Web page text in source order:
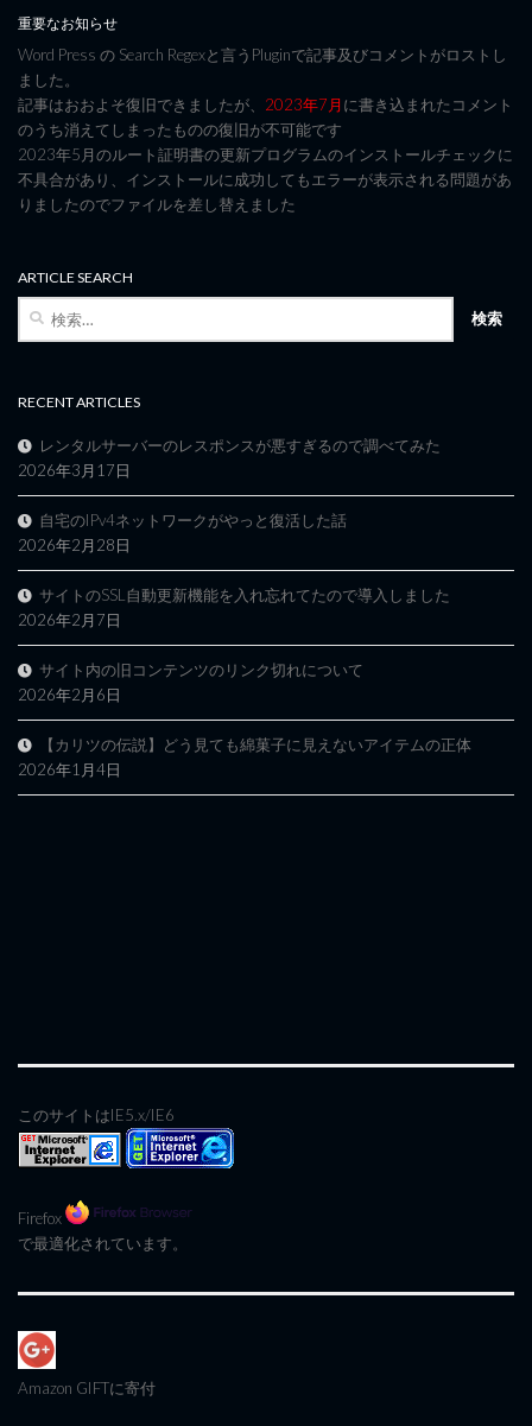
重要なお知らせ
Word Press の Search Regexと言うPluginで記事及びコメントがロストし
ました。
記事はおおよそ復旧できましたが、 2023年7月に書き込まれたコメント
のうち消えてしまったものの復旧が不可能です
2023年5月のルート証明書の更新プログラムのインストールチェックに
不具合があり、インストールに成功してもエラーが表示される問題があ
りましたのでファイルを差し替えました
ARTICLE SEARCH
RECENT ARTICLES
レンタルサーバーのレスポンスが悪すぎるので調べてみた
2026年3月17日
自宅のIPv4ネットワークがやっと復活した話
2026年2月28日
サイトのSSL自動更新機能を入れ忘れてたので導入しました
2026年2月7日
サイト内の旧コンテンツのリンク切れについて
2026年2月6日
【カリツの伝説】どう見ても綿菓子に見えないアイテムの正体
2026年1月4日
このサイトはIE5.x/IE6
Firefox
で最適化されています。
Amazon GIFTに寄付